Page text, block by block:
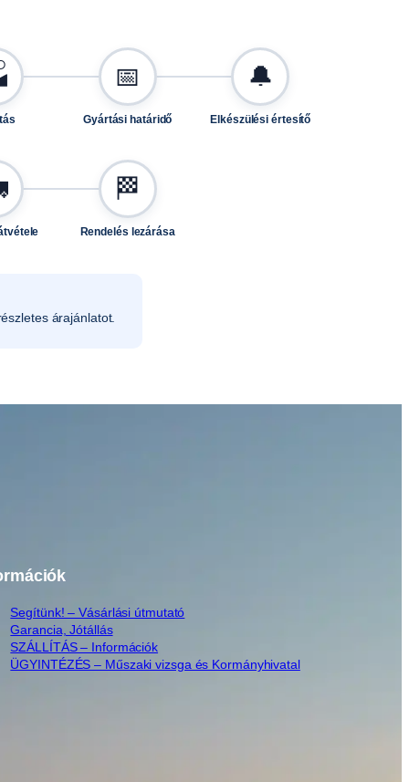
📅
Gyártási határidő
🔔
Elkészülési értesítő
🏁
Rendelés lezárása
árajánlatot.
Segítünk! – Vásárlási útmutató
Garancia, Jótállás
SZÁLLÍTÁS – Információk
ÜGYINTÉZÉS – Műszaki vizsga és Kormányhivatal